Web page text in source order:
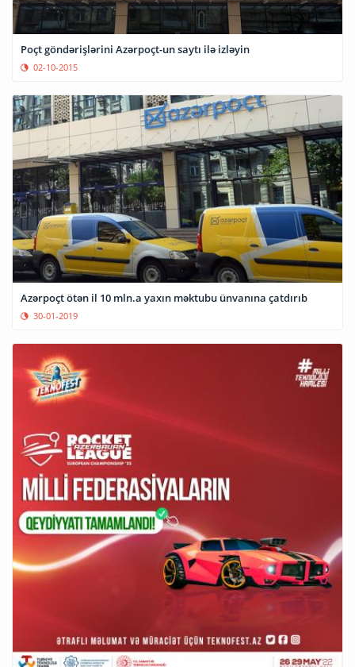
Poçt göndərişlərini Azərpoçt-un saytı ilə izləyin
02-10-2015
Azərpoçt ötən il 10 mln.a yaxın məktubu ünvanına çatdırıb
30-01-2019